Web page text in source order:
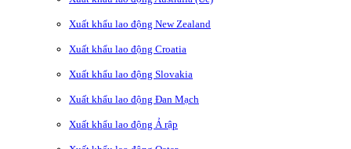
Xuất khẩu lao động New Zealand
Xuất khẩu lao động Croatia
Xuất khẩu lao động Slovakia
Xuất khẩu lao động Đan Mạch
Xuất khẩu lao động Ả rập